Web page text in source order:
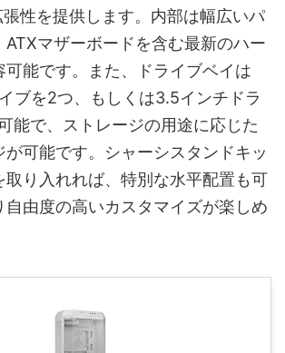
性を提供します。内部は幅広いパ
ATXマザーボードを含む最新のハー
可能です。また、ドライブベイは
ブを2つ、もしくは3.5インチドラ
能で、ストレージの用途に応じた
可能です。シャーシスタンドキッ
取り入れれば、特別な水平配置も可
自由度の高いカスタマイズが楽しめ